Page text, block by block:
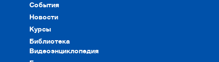
События
Новости
Курсы
Библиотека
Видеоэнциклопедия